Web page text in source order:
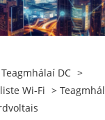
Teagmhálaí DC >
Wi-Fi >